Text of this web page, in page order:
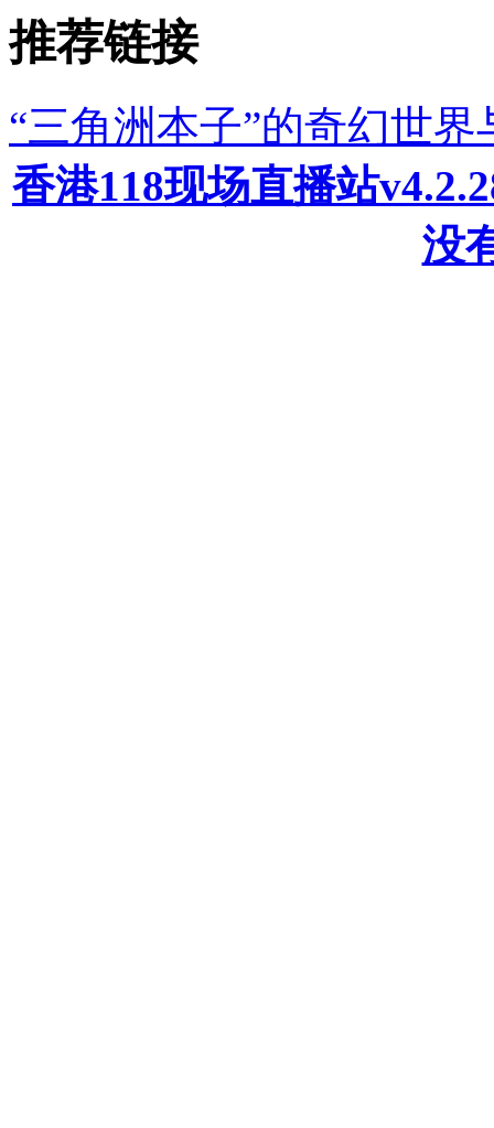
推荐链接
“三角洲本子”的奇幻世
香港118现场直播站
没